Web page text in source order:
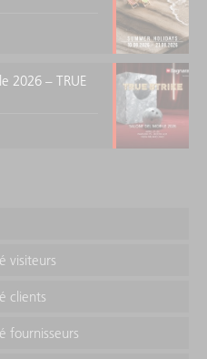
2026 – TRUE
visiteurs
clients
fournisseurs